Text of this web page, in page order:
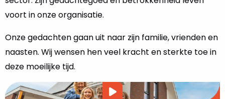
voort in onze organisatie.
Onze gedachten gaan uit naar zijn familie, vrienden en
naasten. Wij wensen hen veel kracht en sterkte toe in
deze moeilijke tijd.